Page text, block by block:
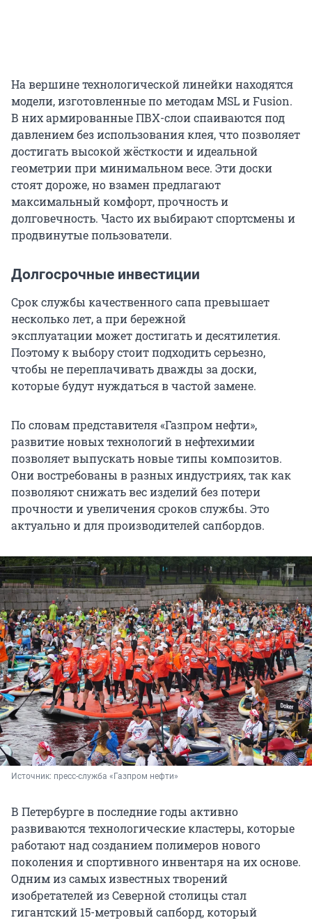
На вершине технологической линейки находятся
модели, изготовленные по методам MSL и Fusion.
В них армированные ПВХ-слои спаиваются под
давлением без использования клея, что позволяет
достигать высокой жёсткости и идеальной
геометрии при минимальном весе. Эти доски
стоят дороже, но взамен предлагают
максимальный комфорт, прочность и
долговечность. Часто их выбирают спортсмены и
продвинутые пользователи.
Долгосрочные инвестиции
Срок службы качественного сапа превышает
несколько лет, а при бережной
эксплуатации может достигать и десятилетия.
Поэтому к выбору стоит подходить серьезно,
чтобы не переплачивать дважды за доски,
которые будут нуждаться в частой замене.
По словам представителя «Газпром нефти»,
развитие новых технологий в нефтехимии
позволяет выпускать новые типы композитов.
Они востребованы в разных индустриях, так как
позволяют снижать вес изделий без потери
прочности и увеличения сроков службы. Это
актуально и для производителей сапбордов.
Источник: пресс-служба «Газпром нефти»
В Петербурге в последние годы активно
развиваются технологические кластеры, которые
работают над созданием полимеров нового
поколения и спортивного инвентаря на их основе.
Одним из самых известных творений
изобретателей из Северной столицы стал
гигантский 15-метровый сапборд, который